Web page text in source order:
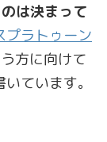
は決まって
プラトゥーン
方に向けて
ています。